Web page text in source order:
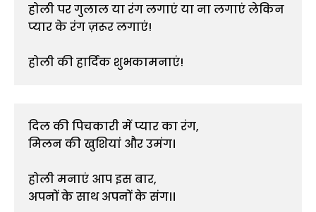
होली पर गुलाल या रंग लगाएं या ना लगाएं लेकिन
प्यार के रंग ज़रूर लगाएं!
होली की हार्दिक शुभकामनाएं!
दिल की पिचकारी में प्यार का रंग,
मिलन की खुशियां और उमंग।
होली मनाएं आप इस बार,
अपनों के साथ अपनों के संग।।